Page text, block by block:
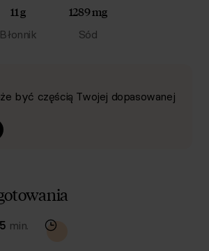
11 g
Błonnik
1289 mg
Sód
być częścią Twojej dopasowanej
min.